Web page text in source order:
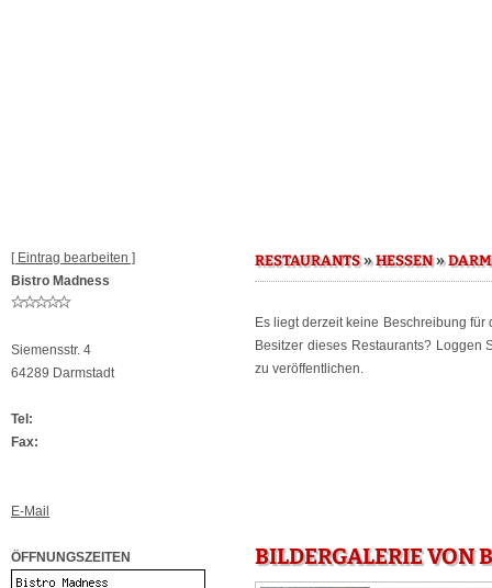
[ Eintrag bearbeiten ]
Bistro Madness
Siemensstr. 4
64289 Darmstadt
Tel:
Fax:
E-Mail
ÖFFNUNGSZEITEN
RESTAURANTS»HESSEN»
Es liegt derzeit keine Beschreibung für
Besitzer dieses Restaurants? Loggen
zu veröffentlichen.
BILDERGALERIE VON